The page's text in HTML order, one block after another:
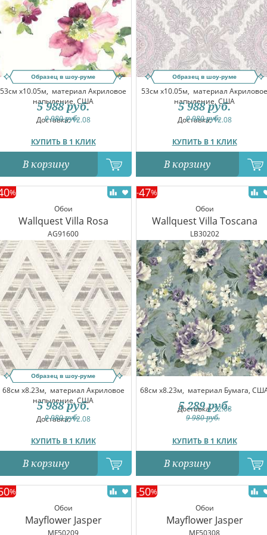
Образец в шоу-руме
53см x10.05м, материал Акриловое
напыление, США
Доставка:12.08
КУПИТЬ В 1 КЛИК
9 980руб.
5 988 руб.
В корзину
Образец в шоу-руме
53см x10.05м, материал Акриловое
напыление, США
Доставка:12.08
КУПИТЬ В 1 КЛИК
9 980руб.
5 988 руб.
В корзину
Обои
Wallquest Villa Rosa
AG91600
%
Образец в шоу-руме
68см x8.23м, материал Акриловое
напыление, США
Доставка:12.08
КУПИТЬ В 1 КЛИК
9 980руб.
5 988 руб.
В корзину
Обои
Wallquest Villa Toscana
LB30202
-47%
68см x8.23м, материал Бумага,
Доставка:12.08
КУПИТЬ В 1 КЛИК
9 980руб.
5 289 руб.
В корзину
Обои
Mayflower Jasper
MF50209
%
Обои
Mayflower Jasper
MF50308
-50%